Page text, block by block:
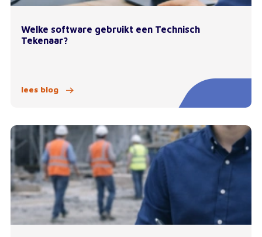
Welke software gebruikt een Technisch
Tekenaar?
lees blog